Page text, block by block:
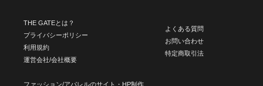
THE GATEとは？
プライバシーポリシー
利用規約
運営会社/会社概要
よくある質問
お問い合わせ
特定商取引法
ファッション/アパレルのサイト・HP制作